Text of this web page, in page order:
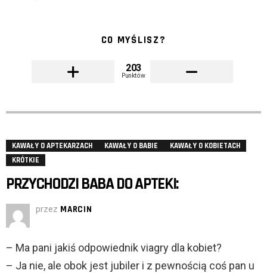
CO MYŚLISZ?
203
Punktów
KAWAŁY O APTEKARZACH KAWAŁY O BABIE
KAWAŁY O KOBIETACH
KRÓTKIE
PRZYCHODZI BABA DO APTEKI:
przez MARCIN
– Ma pani jakiś odpowiednik viagry dla kobiet?
– Ja nie, ale obok jest jubiler i z pewnością coś pan u